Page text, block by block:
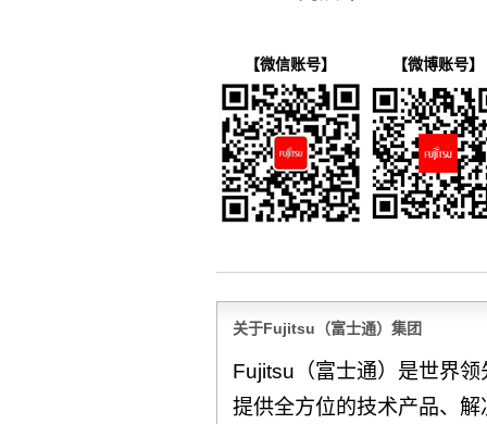
【微信账号】 【微博账号】
关于Fujitsu（富士通）集团
Fujitsu（富士通）是世界
提供全方位的技术产品、